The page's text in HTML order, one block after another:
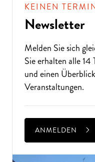
KEINEN
Newsletter
Melden Sie sich
Sie erhalten alle 14
und einen
Veranstaltungen.
ANMELDEN